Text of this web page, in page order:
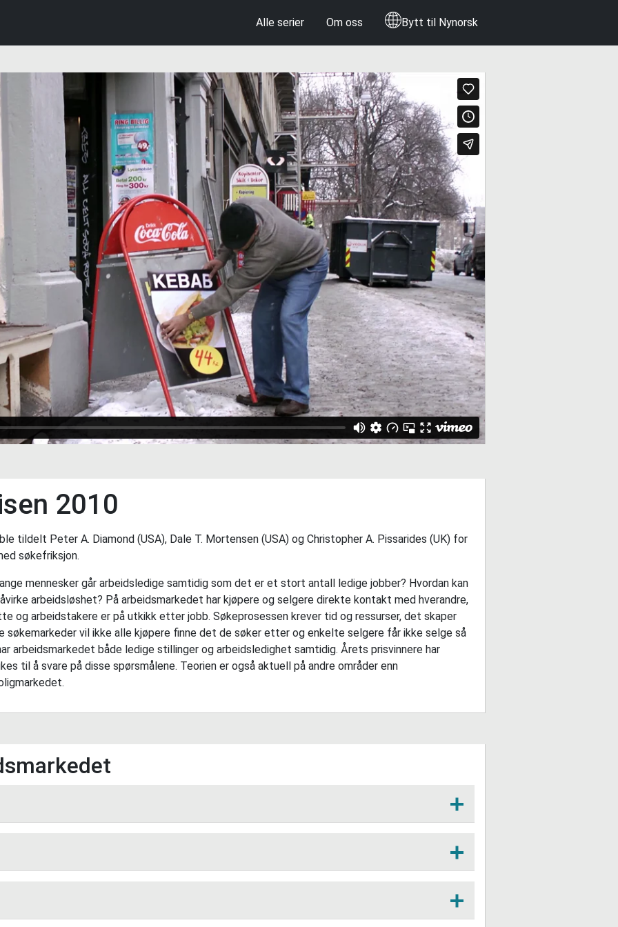
Alle serier Om oss Bytt til Nynorsk
2010
tildelt Peter A. Diamond (USA), Dale T. Mortensen (USA) og Christopher A. Pissarides (UK) for
søkefriksjon.
mennesker går arbeidsledige samtidig som det er et stort antall ledige jobber? Hvordan kan
arbeidsløshet? På arbeidsmarkedet har kjøpere og selgere direkte kontakt med hverandre,
og arbeidstakere er på utkikk etter jobb. Søkeprosessen krever tid og ressurser, det skaper
søkemarkeder vil ikke alle kjøpere finne det de søker etter og enkelte selgere får ikke selge så
arbeidsmarkedet både ledige stillinger og arbeidsledighet samtidig. Årets prisvinnere har
til å svare på disse spørsmålene. Teorien er også aktuell på andre områder enn
for å ansette «riktig» menneske i en jobb fra man vet jobben blir ledig eller når nye